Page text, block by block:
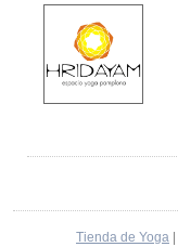
Tienda de Yoga